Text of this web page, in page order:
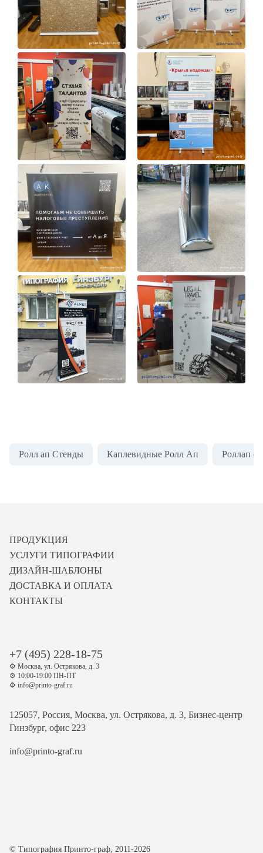
Ролл ап Стенды Каплевидные Ролл Ап Роллап с
ПРОДУКЦИЯ
УСЛУГИ ТИПОГРАФИИ
ДИЗАЙН-ШАБЛОНЫ
ДОСТАВКА И ОПЛАТА
КОНТАКТЫ
+7 (495) 228-18-75
⚙️ Москва, ул. Острякова, д. 3
⚙️ 10:00-19:00 ПН-ПТ
⚙️ info@printo-graf.ru
125057, Россия, Москва, ул. Острякова, д. 3, Бизнес-центр
Гинзбург, офис 223
info@printo-graf.ru
© Типография Принто-граф, 2011-2026